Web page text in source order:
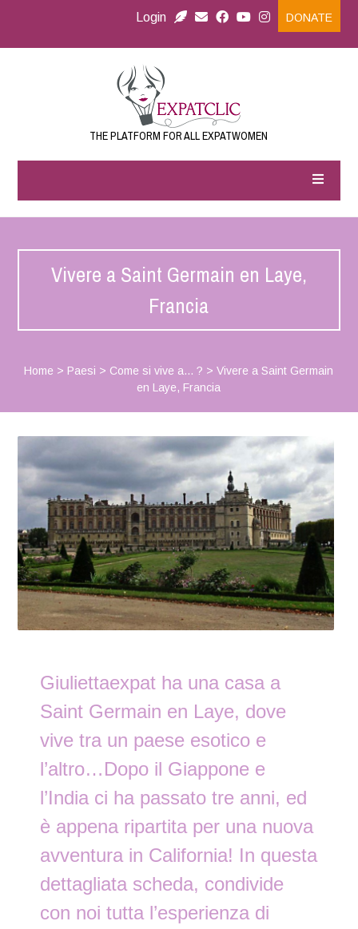
Login DONATE
THE PLATFORM FOR ALL EXPATWOMEN
Vivere a Saint Germain en Laye,
Francia
Home >Paesi > Come si vive a... ? >Vivere a Saint Germain
en Laye, Francia
Giuliettaexpat ha una casa a
Saint Germain en Laye, dove
vive tra un paese esotico e
l’altro…Dopo il Giappone e
l’India ci ha passato tre anni, ed
è appena ripartita per una nuova
avventura in California! In questa
dettagliata scheda, condivide
con noi tutta l’esperienza di